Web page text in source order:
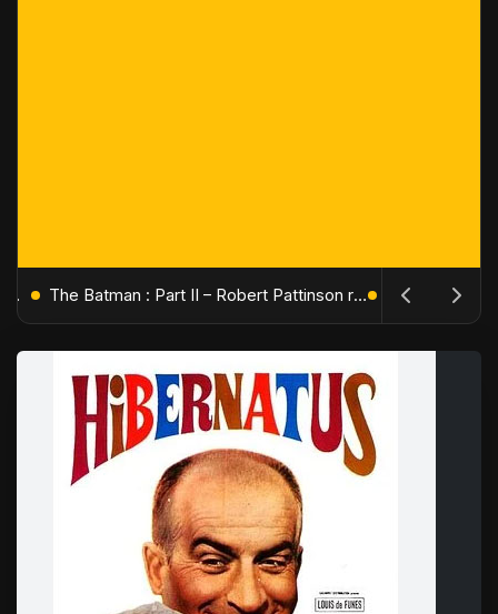
L'Âge de Glace : Le Réveil du Volcan – Manny, Sid et Diego de retour pour une aventure explosive The Batman : Part II – Robert Pattinson replonge dans les ténèbres de Gotham dès octobre 2027